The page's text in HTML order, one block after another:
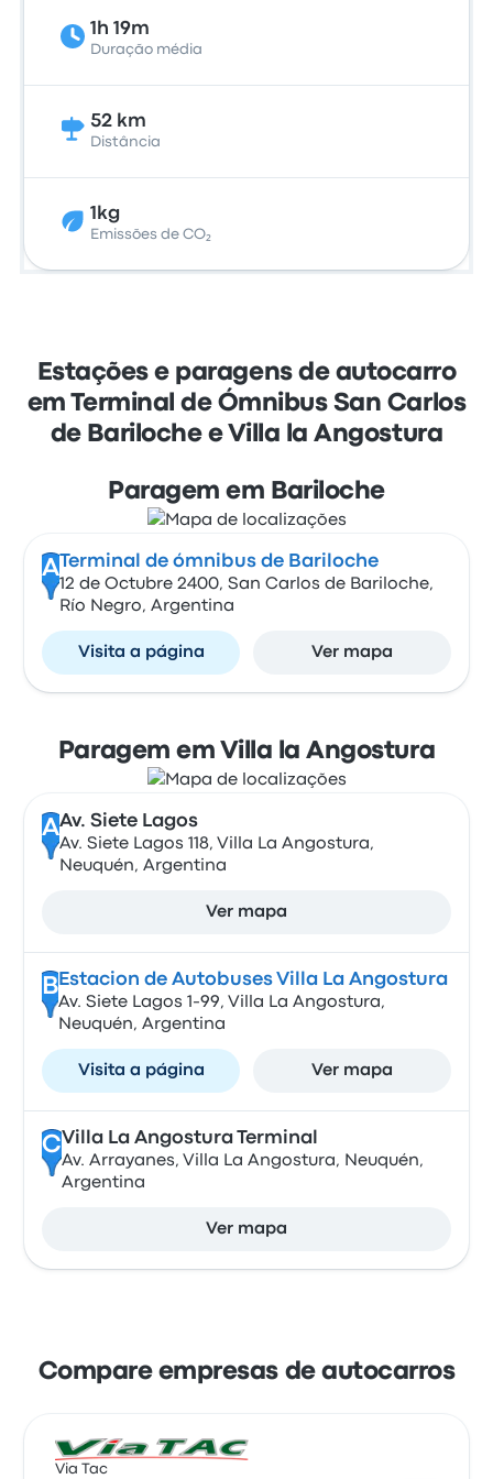
1h 19m
Duração média
52 km
Distância
1kg
Emissões de CO₂
Estações e paragens de autocarro
em Terminal de Ómnibus San Carlos
de Bariloche e Villa la Angostura
Paragem em Bariloche
A Terminal de ómnibus de Bariloche
12 de Octubre 2400, San Carlos de Bariloche,
Río Negro, Argentina
Visita a página Ver mapa
Paragem em Villa la Angostura
AAv. Siete Lagos
Av. Siete Lagos 118, Villa La Angostura,
Neuquén, Argentina
Ver mapa
B Estacion de Autobuses Villa La Angostura
Av. Siete Lagos 1-99, Villa La Angostura,
Neuquén, Argentina
Visita a página Ver mapa
CVilla La Angostura Terminal
Av. Arrayanes, Villa La Angostura, Neuquén,
Argentina
Ver mapa
Compare empresas de autocarros
Via Tac